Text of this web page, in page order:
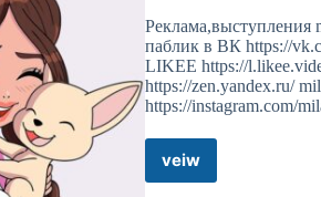
Реклама,выступления
паблик в ВК https://
LIKEE https://
https://zen.yandex.ru/
https://instagram.com/
veiwМилана